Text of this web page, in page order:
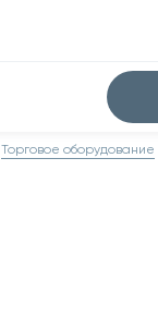
Торговое оборудование